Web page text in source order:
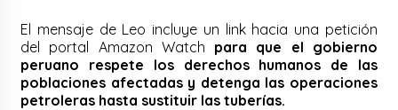
El mensaje de Leo incluye un link hacia una petición
del portal Amazon Watch para que el gobierno
peruano respete los derechos humanos de las
poblaciones afectadas y detenga las operaciones
petroleras hasta sustituir las tuberías.